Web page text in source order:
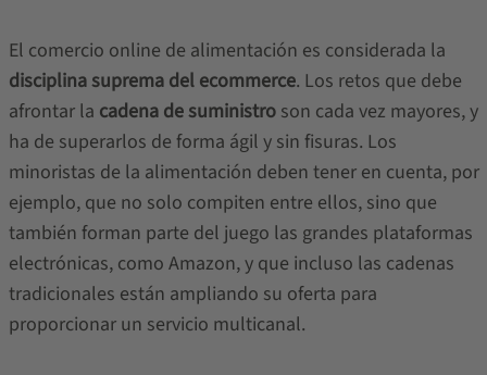
El comercio online de alimentación es considerada la
disciplina suprema del ecommerce. Los retos que debe
afrontar la cadena de suministroson cada vez mayores, y
ha de superarlos de forma ágil y sin fisuras. Los
minoristas de la alimentación deben tener en cuenta, por
ejemplo, que no solo compiten entre ellos, sino que
también forman parte del juego las grandes plataformas
electrónicas, como Amazon, y que incluso las cadenas
tradicionales están ampliando su oferta para
proporcionar un servicio multicanal.